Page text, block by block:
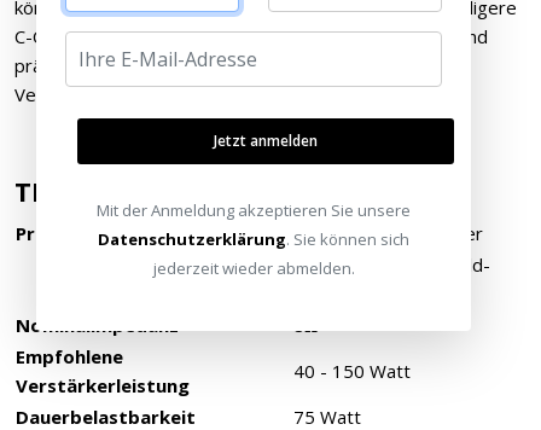
können wir dünnere, leichtere und somit reaktionsfreudigere
C-CAM-Membranen einsetzen, die nicht nur schneller und
präziser spielen, sondern auch mit hörbar weniger
Verzerrungen.
TECHNISCHE DATEN
Prinzip
1 x 7" RST II-Tieftöner
1 x 25mm C-CAM-Gold-
Nominalimpedanz
Empfohlene
Verstärkerleistung
40 - 150 Watt
Dauerbelastbarkeit
75 Watt
Jetzt anmelden
Mit der Anmeldung akzeptieren Sie unsere
Datenschutzerklärung. Sie können sich
jederzeit wieder abmelden.